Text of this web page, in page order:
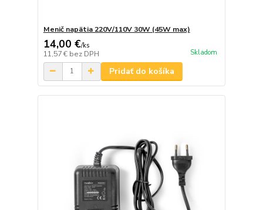
Menič napätia 220V/110V 30W (45W max)
14,00 €/ks
11,57 € bez DPH Skladom
Pridať do košíka